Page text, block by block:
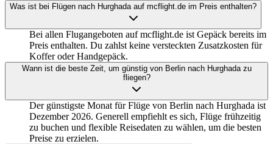
Was ist bei Flügen nach Hurghada auf mcflight.de im Preis enthalten?
Bei allen Flugangeboten auf mcflight.de ist Gepäck bereits im
Preis enthalten. Du zahlst keine versteckten Zusatzkosten für
Koffer oder Handgepäck.
Wann ist die beste Zeit, um günstig von Berlin nach Hurghada zu
fliegen?
Der günstigste Monat für Flüge von Berlin nach Hurghada ist
Dezember 2026. Generell empfiehlt es sich, Flüge frühzeitig
zu buchen und flexible Reisedaten zu wählen, um die besten
Preise zu erzielen.